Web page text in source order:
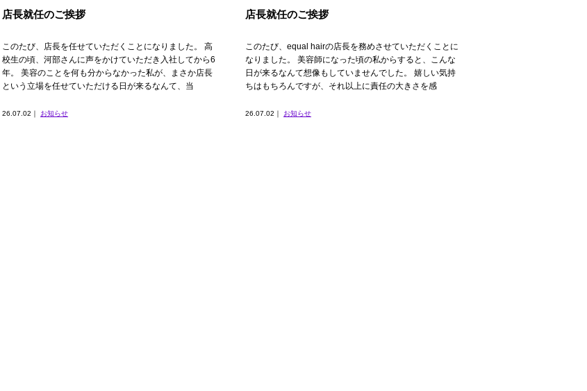
店長就任のご挨拶
このたび、店長を任せていただくことになりました。 高
校生の頃、河部さんに声をかけていただき入社してから6
年。 美容のことを何も分からなかった私が、まさか店長
という立場を任せていただける日が来るなんて、当
26.07.02｜ お知らせ
店長就任のご挨拶
このたび、equal hairの店長を務めさせていただくことに
なりました。 美容師になった頃の私からすると、こんな
日が来るなんて想像もしていませんでした。 嬉しい気持
ちはもちろんですが、それ以上に責任の大きさを感
26.07.02｜ お知らせ